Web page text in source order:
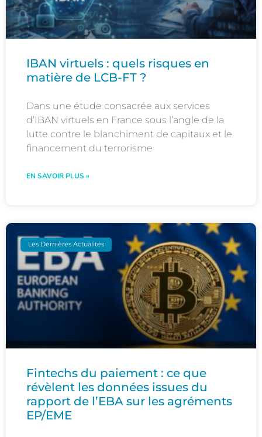
IBAN virtuels : quels risques en
matière de LCB-FT ?
Dans une étude consacrée aux services
d’IBAN virtuels en France sous l’angle de la
lutte contre le blanchiment de capitaux et le
financement du terrorisme
EN SAVOIR PLUS »
Les Dernières Actualités
Fintechs du paiement : ce que
révèlent les données issues du
rapport de l’EBA sur les agréments
EP/EME